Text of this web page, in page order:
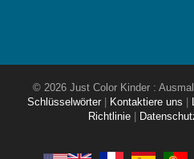
© 2026 Just Color Kinder :
Schlüsselwörter
Kontaktiere uns
Richtlinie